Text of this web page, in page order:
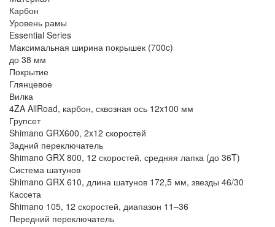
Карбон
Уровень рамы
Essential Series
Максимальная ширина покрышек (700c)
до 38 мм
Покрытие
Глянцевое
Вилка
4ZA AllRoad, карбон, сквозная ось 12x100 мм
Групсет
Shimano GRX600, 2x12 скоростей
Задний переключатель
Shimano GRX 800, 12 скоростей, средняя лапка (до 36T)
Система шатунов
Shimano GRX 610, длина шатунов 172,5 мм, звезды 46/30
Кассета
Shimano 105, 12 скоростей, диапазон 11–36
Передний переключатель